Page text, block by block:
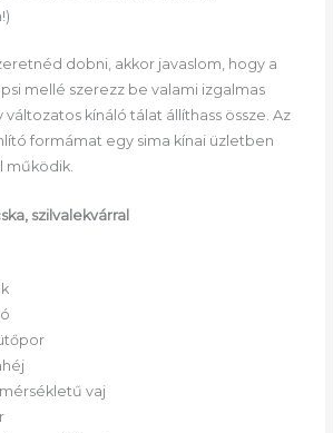
dobni, akkor javaslom, hogy a
mellé szerezz be valami izgalmas
kínáló tálat állíthass össze. Az
formámat egy sima kínai üzletben
működik.
szilvalekvárral
vaj